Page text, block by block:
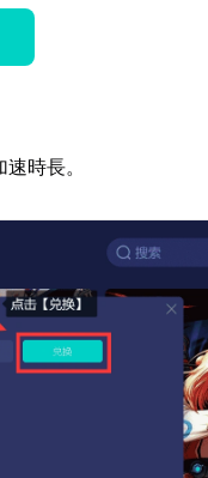
時長。